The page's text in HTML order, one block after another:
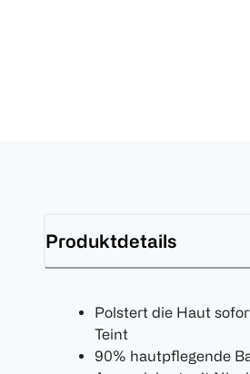
Produktdetails
Polstert die Haut
Teint
90% hautpflegende